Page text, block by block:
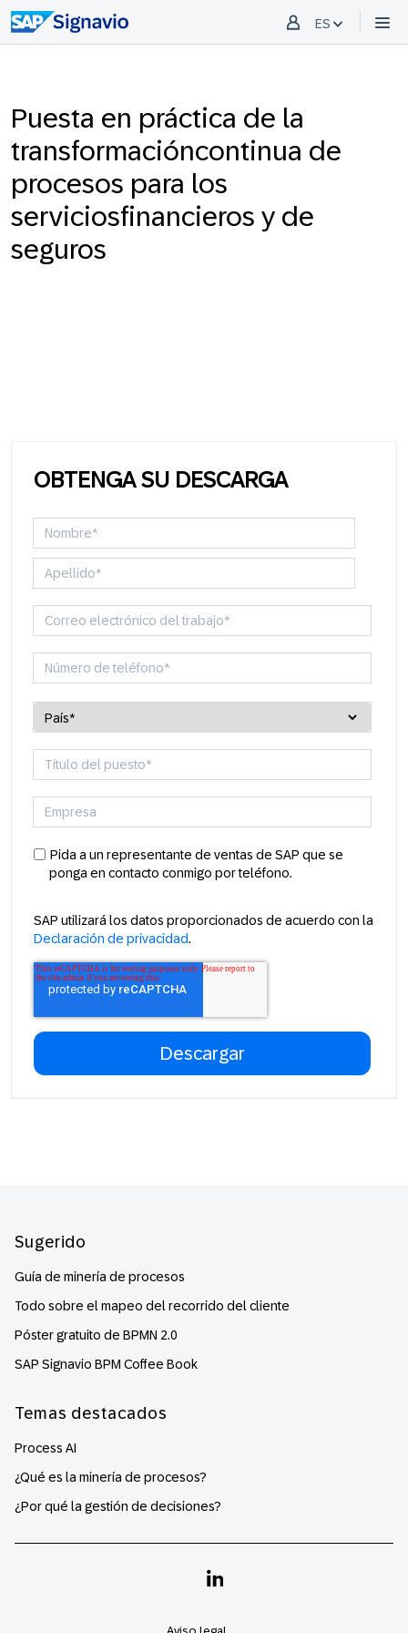
ES
Puesta en práctica de la
transformacióncontinua de
procesos para los
serviciosfinancieros y de
seguros
OBTENGA SU DESCARGA
Pida a un representante de ventas de SAP que se
ponga en contacto conmigo por teléfono.
SAP utilizará los datos proporcionados de acuerdo con la
Declaración de privacidad.
Sugerido
Guía de minería de procesos
Todo sobre el mapeo del recorrido del cliente
Póster gratuito de BPMN 2.0
SAP Signavio BPM Coffee Book
Temas destacados
Process AI
¿Qué es la minería de procesos?
¿Por qué la gestión de decisiones?
Linkedin